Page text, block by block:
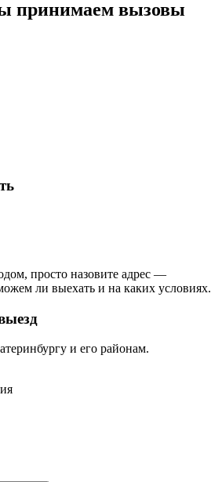
принимаем вызовы
просто назовите адрес —
ли выехать и на каких условиях.
и его районам.